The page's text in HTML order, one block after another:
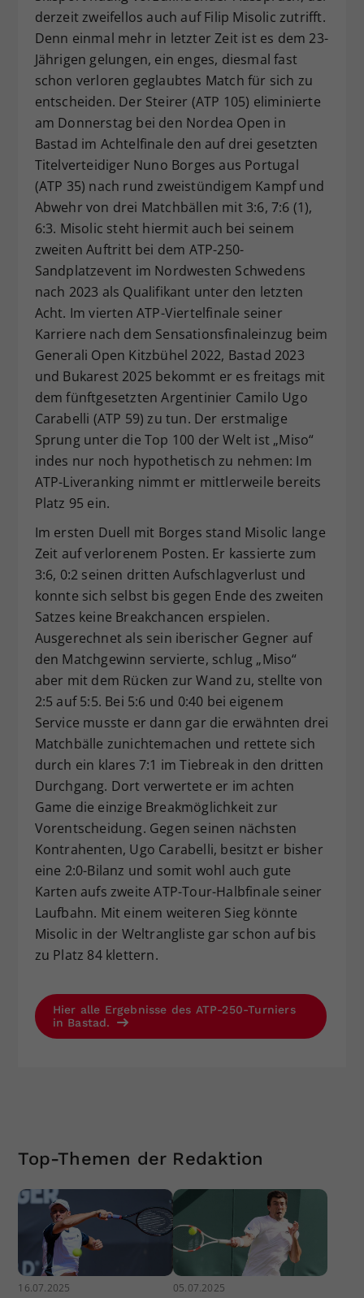
derzeit zweifellos auch auf Filip Misolic zutrifft.
Denn einmal mehr in letzter Zeit ist es dem 23-
Jährigen gelungen, ein enges, diesmal fast
schon verloren geglaubtes Match für sich zu
entscheiden. Der Steirer (ATP 105) eliminierte
am Donnerstag bei den Nordea Open in
Bastad im Achtelfinale den auf drei gesetzten
Titelverteidiger Nuno Borges aus Portugal
(ATP 35) nach rund zweistündigem Kampf und
Abwehr von drei Matchbällen mit 3:6, 7:6 (1),
6:3. Misolic steht hiermit auch bei seinem
zweiten Auftritt bei dem ATP-250-
Sandplatzevent im Nordwesten Schwedens
nach 2023 als Qualifikant unter den letzten
Acht. Im vierten ATP-Viertelfinale seiner
Karriere nach dem Sensationsfinaleinzug beim
Generali Open Kitzbühel 2022, Bastad 2023
und Bukarest 2025 bekommt er es freitags mit
dem fünftgesetzten Argentinier Camilo Ugo
Carabelli (ATP 59) zu tun. Der erstmalige
Sprung unter die Top 100 der Welt ist „Miso“
indes nur noch hypothetisch zu nehmen: Im
ATP-Liveranking nimmt er mittlerweile bereits
Platz 95 ein.
Im ersten Duell mit Borges stand Misolic lange
Zeit auf verlorenem Posten. Er kassierte zum
3:6, 0:2 seinen dritten Aufschlagverlust und
konnte sich selbst bis gegen Ende des zweiten
Satzes keine Breakchancen erspielen.
Ausgerechnet als sein iberischer Gegner auf
den Matchgewinn servierte, schlug „Miso“
aber mit dem Rücken zur Wand zu, stellte von
2:5 auf 5:5. Bei 5:6 und 0:40 bei eigenem
Service musste er dann gar die erwähnten drei
Matchbälle zunichtemachen und rettete sich
durch ein klares 7:1 im Tiebreak in den dritten
Durchgang. Dort verwertete er im achten
Game die einzige Breakmöglichkeit zur
Vorentscheidung. Gegen seinen nächsten
Kontrahenten, Ugo Carabelli, besitzt er bisher
eine 2:0-Bilanz und somit wohl auch gute
Karten aufs zweite ATP-Tour-Halbfinale seiner
Laufbahn. Mit einem weiteren Sieg könnte
Misolic in der Weltrangliste gar schon auf bis
zu Platz 84 klettern.
Hier alle Ergebnisse des ATP-250-Turniers
in Bastad.
Top-Themen der Redaktion
16.07.2025 05.07.2025
Zweck
Dieser Wert speichert Ihre Consent-
Einstellungen. Unter anderem eine
zufällig generierte ID, für die
historische Speicherung Ihrer
vorgenommen Einstellungen, falls der
Webseiten-Betreiber dies eingestellt
hat.